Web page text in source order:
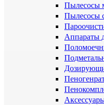
Пылесосы
Пылесосы
Аппараты